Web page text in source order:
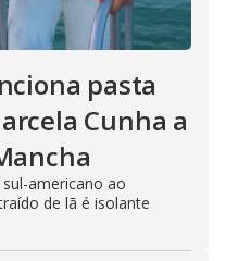
pasta
Cunha a
americano ao
de lã é isolante